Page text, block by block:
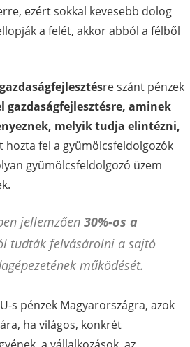
ezért sokkal kevesebb dolog
a felét, akkor abból a félből
gazdaságfejlesztésre szánt pénzek
aminek
melyik tudja elintézni,
hozta fel a gyümölcsfeldolgozók
gyümölcsfeldolgozó üzem
jellemzően 30%-os a
tudták felvásárolni a sajtó
működését.
s pénzek Magyarországra, azok
ha világos, konkrét